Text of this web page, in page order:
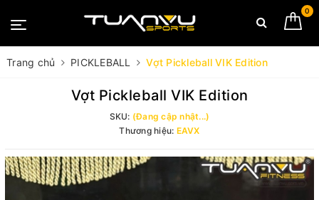
0
Trang chủ PICKLEBALL Vợt Pickleball VIK Edition
Vợt Pickleball VIK Edition
SKU: (Đang cập nhật...)
Thương hiệu: EAVX